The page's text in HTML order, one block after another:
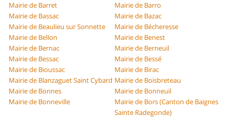
Mairie de Barret
Mairie de Barro
Mairie de Bassac
Mairie de Bazac
Mairie de Beaulieu sur Sonnette
Mairie de Bécheresse
Mairie de Bellon
Mairie de Benest
Mairie de Bernac
Mairie de Berneuil
Mairie de Bessac
Mairie de Bessé
Mairie de Bioussac
Mairie de Birac
Mairie de Blanzaguet Saint Cybard Mairie de Boisbreteau
Mairie de Bonnes
Mairie de Bonneuil
Mairie de Bonneville
Mairie de Bors (Canton de Baignes
Sainte Radegonde)